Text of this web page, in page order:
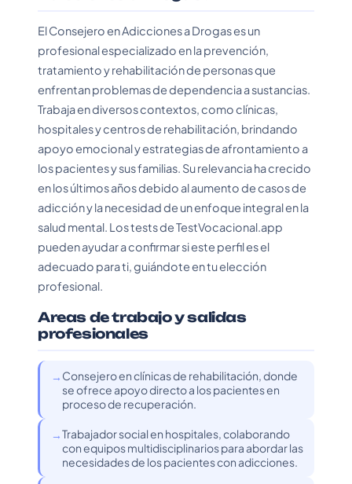
El Consejero en Adicciones a Drogas es un
profesional especializado en la prevención,
tratamiento y rehabilitación de personas que
enfrentan problemas de dependencia a sustancias.
Trabaja en diversos contextos, como clínicas,
hospitales y centros de rehabilitación, brindando
apoyo emocional y estrategias de afrontamiento a
los pacientes y sus familias. Su relevancia ha crecido
en los últimos años debido al aumento de casos de
adicción y la necesidad de un enfoque integral en la
salud mental. Los tests de TestVocacional.app
pueden ayudar a confirmar si este perfil es el
adecuado para ti, guiándote en tu elección
profesional.
Areas de trabajo y salidas
profesionales
Consejero en clínicas de rehabilitación, donde
se ofrece apoyo directo a los pacientes en
proceso de recuperación.
Trabajador social en hospitales, colaborando
con equipos multidisciplinarios para abordar las
necesidades de los pacientes con adicciones.